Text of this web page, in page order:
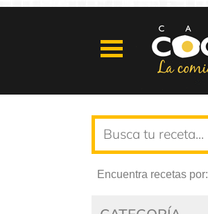
Encuentra recetas por: